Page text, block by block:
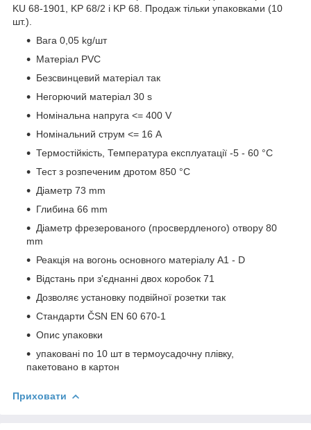
KU 68-1901, KP 68/2 і KP 68. Продаж тільки упаковками (10
шт.).
Вага 0,05 kg/шт
Матеріал PVC
Безсвинцевий матеріал так
Негорючий матеріал 30 s
Номінальна напруга <= 400 V
Номінальний струм <= 16 A
Термостійкість, Температура експлуатації -5 - 60 °C
Тест з розпеченим дротом 850 °C
Діаметр 73 mm
Глибина 66 mm
Діаметр фрезерованого (просвердленого) отвору 80
mm
Реакція на вогонь основного матеріалу A1 - D
Відстань при з'єднанні двох коробок 71
Дозволяє установку подвійної розетки так
Стандарти ČSN EN 60 670-1
Опис упаковки
упаковані по 10 шт в термоусадочну плівку,
пакетовано в картон
Приховати